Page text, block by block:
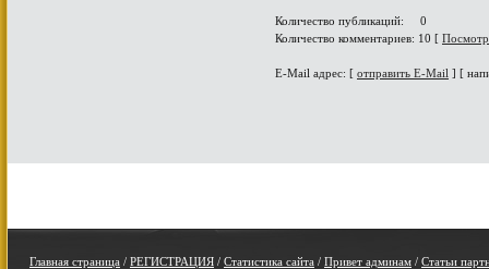
Количество публикаций: 0
Количество комментариев: 10 [
E-Mail адрес: [ отправить E-Mail ] [
Главная страница / РЕГИСТРАЦИЯ / Статистика сайта / Привет админам / Статьи